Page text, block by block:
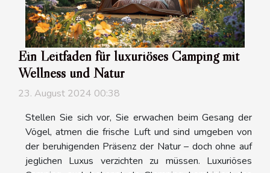
Ein Leitfaden für luxuriöses Camping mit
Wellness und Natur
23. August 2024 00:38
Stellen Sie sich vor, Sie erwachen beim Gesang der
Vögel, atmen die frische Luft und sind umgeben von
der beruhigenden Präsenz der Natur – doch ohne auf
jeglichen Luxus verzichten zu müssen. Luxuriöses